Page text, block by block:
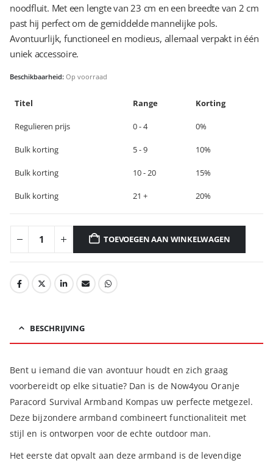
noodfluit. Met een lengte van 23 cm en een breedte van 2 cm
past hij perfect om de gemiddelde mannelijke pols.
Avontuurlijk, functioneel en modieus, allemaal verpakt in één
uniek accessoire.
Beschikbaarheid: Op voorraad
Titel Range Korting
Regulieren prijs 0 - 4 0%
Bulk korting 5 - 9 10%
Bulk korting 10 - 20 15%
Bulk korting 21 + 20%
TOEVOEGEN AAN WINKELWAGEN
BESCHRIJVING
Bent u iemand die van avontuur houdt en zich graag
voorbereidt op elke situatie? Dan is de Now4you Oranje
Paracord Survival Armband Kompas uw perfecte metgezel.
Deze bijzondere armband combineert functionaliteit met
stijl en is ontworpen voor de echte outdoor man.
Het eerste dat opvalt aan deze armband is de levendige